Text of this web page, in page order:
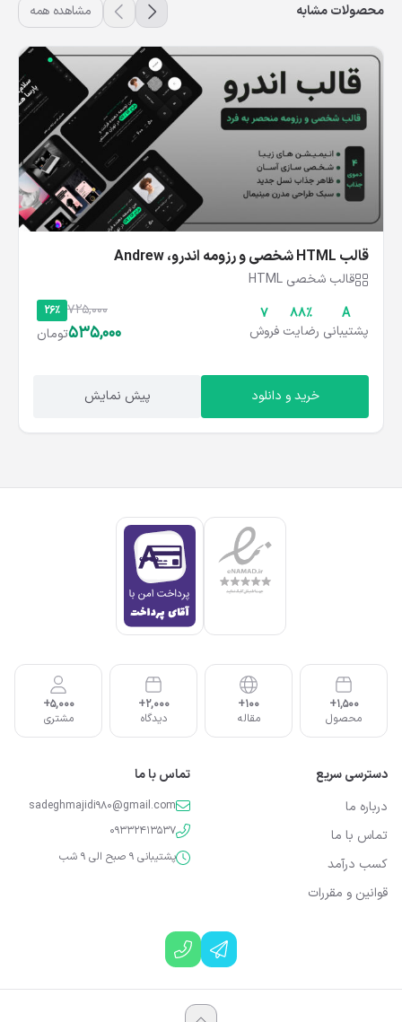
محصولات مشابه مشاهده همه
قالب HTML شخصی و رزومه اندرو، Andrew
قالب شخصی HTML
A
پشتیبانی
۸۸%
رضایت
7
فروش
26% 725,000
535,000تومان
خرید و دانلود پیش نمایش
1,500+
محصول
100+
مقاله
2,000+
دیدگاه
5,000+
مشتری
دسترسی سریع
درباره ما
تماس با ما
کسب درآمد
قوانین و مقررات
تماس با ما
sadeghmajidi980@gmail.com
09332413537
پشتیبانی 9 صبح الی 9 شب